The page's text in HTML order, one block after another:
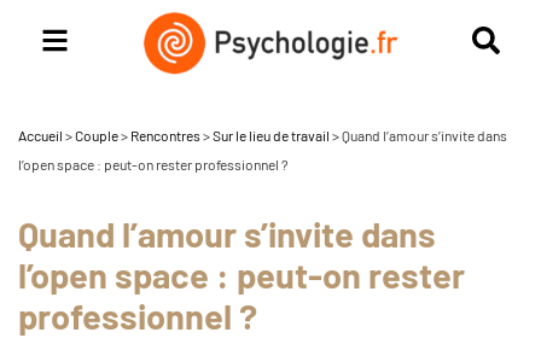
Accueil >Couple> Rencontres >Sur le lieu de travail >Quand l’amour s’invite dans
l’open space : peut-on rester professionnel ?
Quand l’amour s’invite dans
l’open space : peut-on rester
professionnel ?